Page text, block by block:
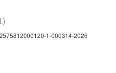
1-000314-2026